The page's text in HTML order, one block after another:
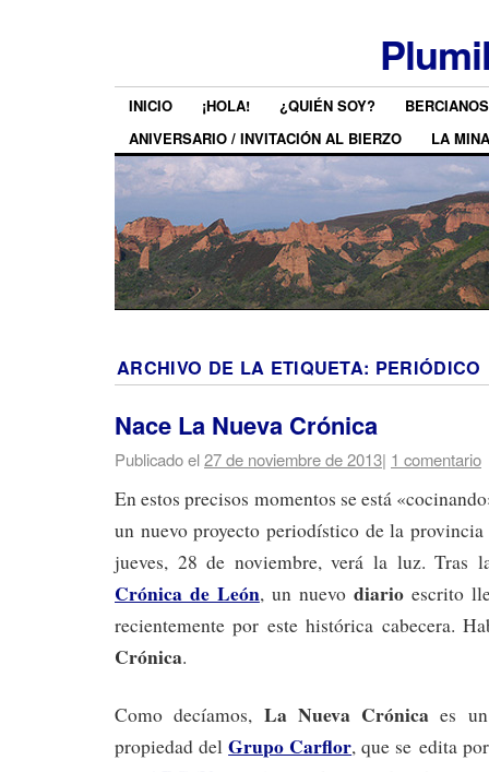
INICIO ¡HOLA! ¿QUIÉN SOY?
ANIVERSARIO / INVITACIÓN AL BIERZO
LA MINA
ARCHIVO DE LA ETIQUETA: PERIÓDICO
Nace La Nueva Crónica
Publicado el27 de noviembre de 2013| 1 comentario
En estos precisos momentos se está
un nuevo proyecto periodístico de la provincia
jueves, 28 de noviembre, verá la luz. Tras
Crónica de León, un nuevo diarioescrito
recientemente por este histórica cabecera.
Crónica.
Como decíamos, La Nueva Crónica es
propiedad delGrupo Carflor, que se edita